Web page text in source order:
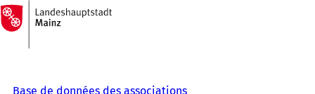
Accéder au contenu
Vers
la
page
d'accueil
Base de données des associations